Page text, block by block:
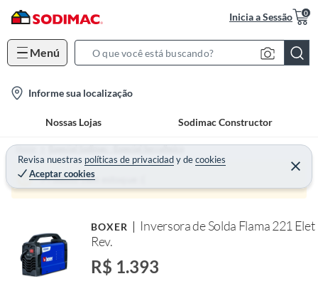
Inicia a Sessão 0
Menú
S
c
h
B
r
a
o
Informe sua localização
Nossas Lojas Sodimac Constructor
Revisa nuestras políticas de privacidadydecookies
Aceptar cookies
Home Especial Sodimac - Especial Serralheiro
Produto sem estoque :(
BOXER
Inversora de Solda Flama 221 Elet
Rev.
R$ 1.393